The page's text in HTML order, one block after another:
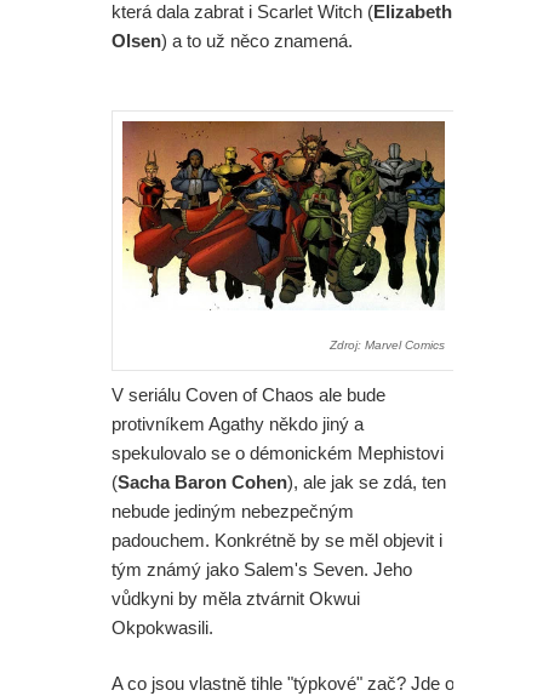
která dala zabrat i Scarlet Witch (Elizabeth
Olsen) a to už něco znamená.
Zdroj: Marvel Comics
V seriálu Coven of Chaos ale bude
protivníkem Agathy někdo jiný a
spekulovalo se o démonickém Mephistovi
(Sacha Baron Cohen), ale jak se zdá, ten
nebude jediným nebezpečným
padouchem. Konkrétně by se měl objevit i
tým známý jako Salem's Seven. Jeho
vůdkyni by měla ztvárnit Okwui
Okpokwasili.
A co jsou vlastně tihle "týpkové" zač? Jde o